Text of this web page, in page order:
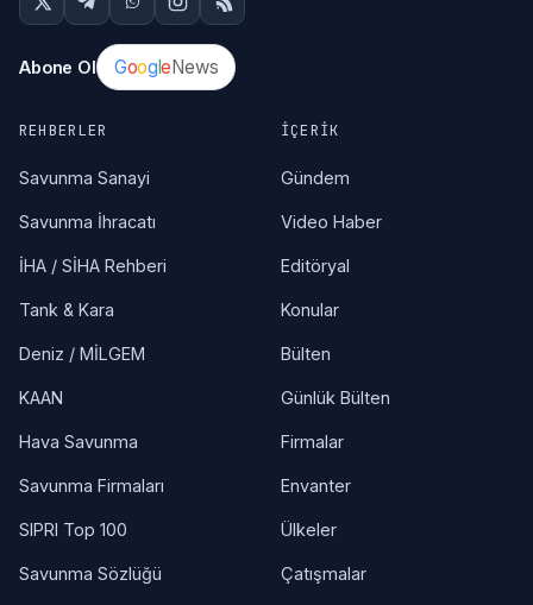
Abone Ol GoogleNews
REHBERLER
Savunma Sanayi
Savunma İhracatı
İHA / SİHA Rehberi
Tank & Kara
Deniz / MİLGEM
KAAN
Hava Savunma
Savunma Firmaları
SIPRI Top 100
Savunma Sözlüğü
İÇERIK
Gündem
Video Haber
Editöryal
Konular
Bülten
Günlük Bülten
Firmalar
Envanter
Ülkeler
Çatışmalar